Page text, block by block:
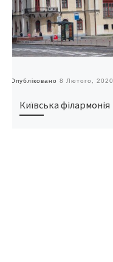
Опубліковано 8 Лютого, 2020
Київська філармонія